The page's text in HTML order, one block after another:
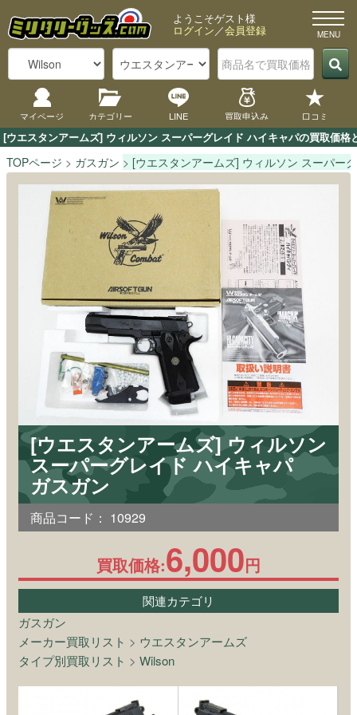
[ウエスタンアームズ] ウィルソン スーパーグレイド ハイキャパの買取価
ようこそゲスト様
ログイン／会員登録
マイページ カテゴリー LINE 買取申込み 口コミ
TOPページ ガスガン [ウエスタンアームズ] ウィルソン スーパー
[ウエスタンアームズ] ウィルソン
スーパーグレイド ハイキャパ
ガスガン
商品コード： 10929
買取価格:6,000円
関連カテゴリ
ガスガン
メーカー買取リスト > ウエスタンアームズ
タイプ別買取リスト > Wilson